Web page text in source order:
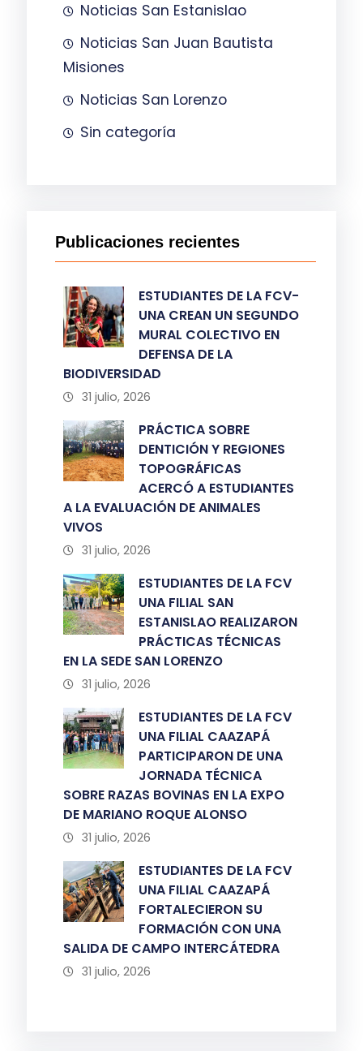
Noticias San Estanislao
Noticias San Juan Bautista
Misiones
Noticias San Lorenzo
Sin categoría
Publicaciones recientes
ESTUDIANTES DE LA FCV-
UNA CREAN UN SEGUNDO
MURAL COLECTIVO EN
DEFENSA DE LA
BIODIVERSIDAD
31 julio, 2026
PRÁCTICA SOBRE
DENTICIÓN Y REGIONES
TOPOGRÁFICAS
ACERCÓ A ESTUDIANTES
A LA EVALUACIÓN DE ANIMALES
VIVOS
31 julio, 2026
ESTUDIANTES DE LA FCV
UNA FILIAL SAN
ESTANISLAO REALIZARON
PRÁCTICAS TÉCNICAS
EN LA SEDE SAN LORENZO
31 julio, 2026
ESTUDIANTES DE LA FCV
UNA FILIAL CAAZAPÁ
PARTICIPARON DE UNA
JORNADA TÉCNICA
SOBRE RAZAS BOVINAS EN LA EXPO
DE MARIANO ROQUE ALONSO
31 julio, 2026
ESTUDIANTES DE LA FCV
UNA FILIAL CAAZAPÁ
FORTALECIERON SU
FORMACIÓN CON UNA
SALIDA DE CAMPO INTERCÁTEDRA
31 julio, 2026